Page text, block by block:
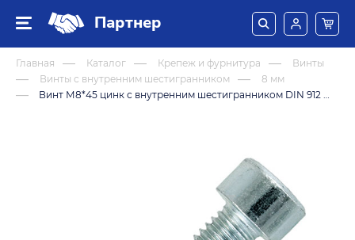
Партнер
Главная Каталог Крепеж и фурнитура
Винты
Винты с внутренним шестигранником
8 мм
Винт М8*45 цинк с внутренним шестигранником DIN 912 (8,8)